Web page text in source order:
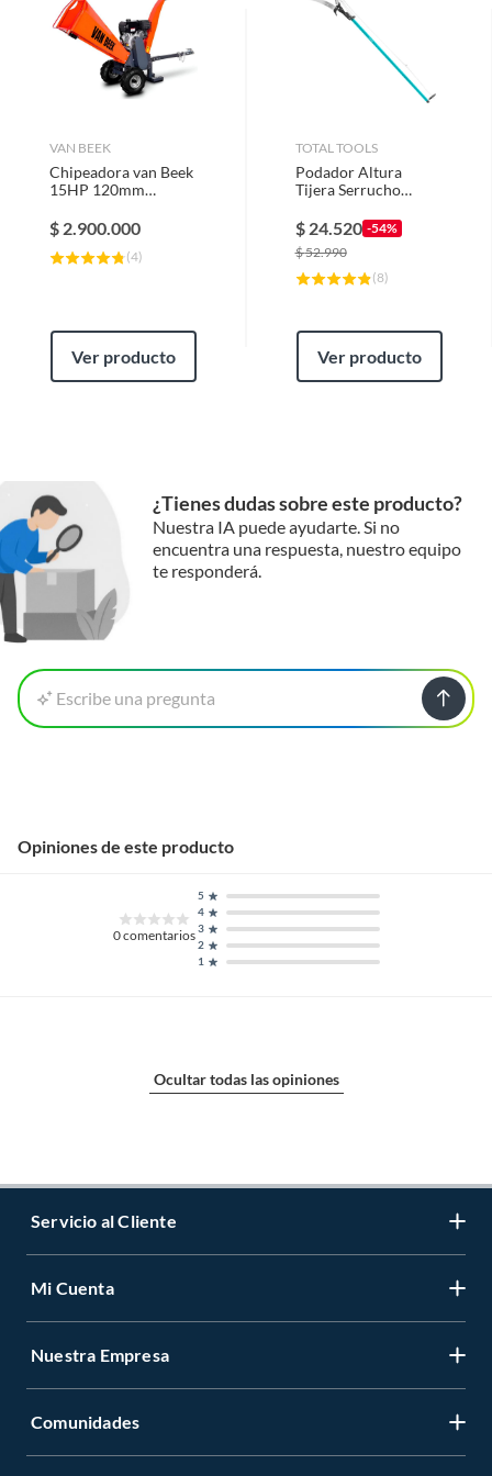
VAN BEEK
Chipeadora van Beek
15HP 120mm
$ 2.900.000
(4)
Ver producto
TOTAL TOOLS
Podador Altura
Tijera Serrucho
Mango
$ 24.520 -54%
$52.990
(8)
Ver producto
¿Tienes dudas sobre este producto?
Nuestra IA puede ayudarte. Si no
encuentra una respuesta, nuestro equipo
te responderá.
Escribe una pregunta
Opiniones de este producto
0comentarios
1
2
3
4
5
Ocultar todas las opiniones
Servicio al Cliente
Contáctanos
Tiendas y horarios
Mi Cuenta
Registrate
Nuestra Empresa
Sobre Nosotros
Comunidades